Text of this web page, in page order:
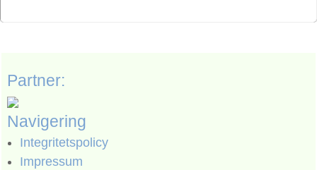
Partner:
Navigering
Integritetspolicy
Impressum